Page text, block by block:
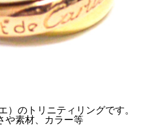
）のトリニティリングです。
や素材、カラー等